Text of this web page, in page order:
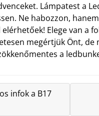
Lámpatest a
Ne habozzon,
Elege van a
megértjük Önt,
a
infok a B17